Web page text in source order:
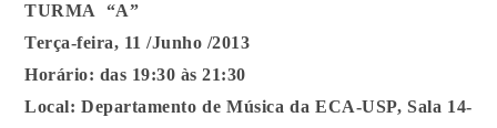
TURMA “A”
Terça-feira, 11 /Junho /2013
Horário: das 19:30 às 21:30
Local: Departamento de Música da ECA-USP, Sala 14-